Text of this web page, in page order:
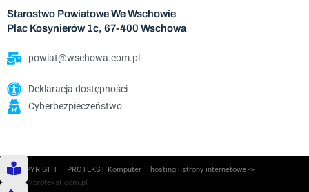
Starostwo Powiatowe We Wschowie
Plac Kosynierów 1c, 67-400 Wschowa
powiat@wschowa.com.pl
Deklaracja dostępności
Cyberbezpieczeństwo
© COPYRIGHT – PROTEKST Komputer – hosting i strony internetowe ->
https://protekst.com.pl